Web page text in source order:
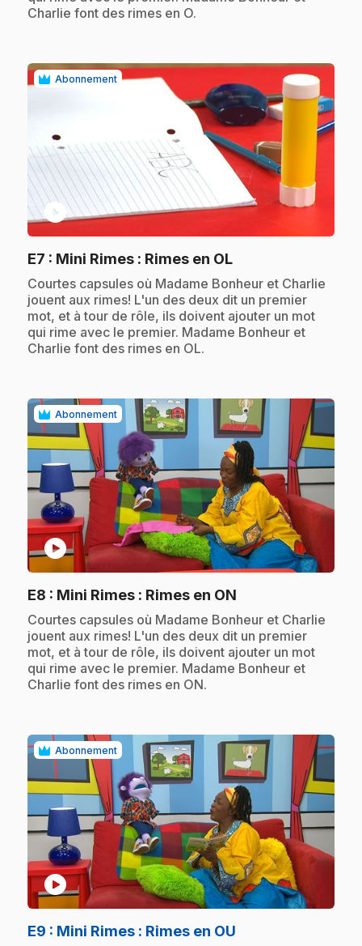
Charlie font des rimes en O.
Abonnement
play_circle
E7 : Mini Rimes : Rimes en OL.
.Courtes capsules où Madame Bonheur et Charlie
jouent aux rimes! L'un des deux dit un premier
mot, et à tour de rôle, ils doivent ajouter un mot
qui rime avec le premier. Madame Bonheur et
Charlie font des rimes en OL.
Abonnement
play_circle
E8 : Mini Rimes : Rimes en ON
.Courtes capsules où Madame Bonheur et Charlie
jouent aux rimes! L'un des deux dit un premier
mot, et à tour de rôle, ils doivent ajouter un mot
qui rime avec le premier. Madame Bonheur et
Charlie font des rimes en ON.
Abonnement
play_circle
E9 : Mini Rimes : Rimes en OU